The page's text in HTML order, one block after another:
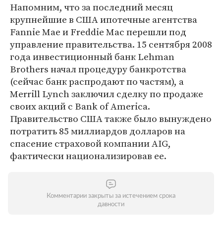
Напомним, что за последний месяц
крупнейшие в США ипотечные агентства
Fannie Mae и Freddie Mac перешли под
управление правительства. 15 сентября 2008
года инвестиционный банк Lehman
Brothers начал процедуру банкротства
(сейчас банк распродают по частям), а
Merrill Lynch заключил сделку по продаже
своих акций с Bank of America.
Правительство США также было вынуждено
потратить 85 миллиардов долларов на
спасение страховой компании AIG,
фактически национализировав ее.
Комментарии закрыты за истечением срока
давности